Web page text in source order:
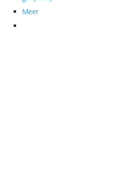
Meer